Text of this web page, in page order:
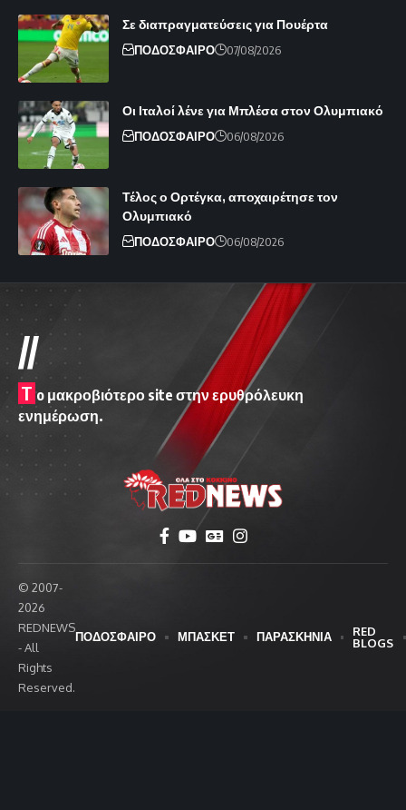
Σε διαπραγματεύσεις για Πουέρτα
ΠΟΔΟΣΦΑΙΡΟ 07/08/2026
Οι Ιταλοί λένε για Μπλέσα στον Ολυμπιακό
ΠΟΔΟΣΦΑΙΡΟ 06/08/2026
Τέλος ο Ορτέγκα, αποχαιρέτησε τον
Ολυμπιακό
ΠΟΔΟΣΦΑΙΡΟ 06/08/2026
//
T o μακροβιότερο site στην ερυθρόλευκη
ενημέρωση.
© 2007-
2026
REDNEWS
- All
Rights
Reserved.
ΠΟΔΟΣΦΑΙΡΟ ΜΠΑΣΚΕΤ ΠΑΡΑΣΚΗΝΙΑ
RED
BLOGS